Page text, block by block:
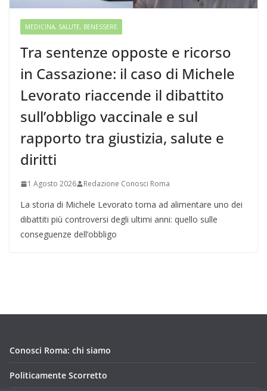
MEDICINA, SALUTE, BENESSERE
Tra sentenze opposte e ricorso
in Cassazione: il caso di Michele
Levorato riaccende il dibattito
sull’obbligo vaccinale e sul
rapporto tra giustizia, salute e
diritti
1 Agosto 2026 Redazione Conosci Roma
La storia di Michele Levorato torna ad alimentare uno dei
dibattiti più controversi degli ultimi anni: quello sulle
conseguenze dell’obbligo
Conosci Roma: chi siamo
Politicamente Scorretto